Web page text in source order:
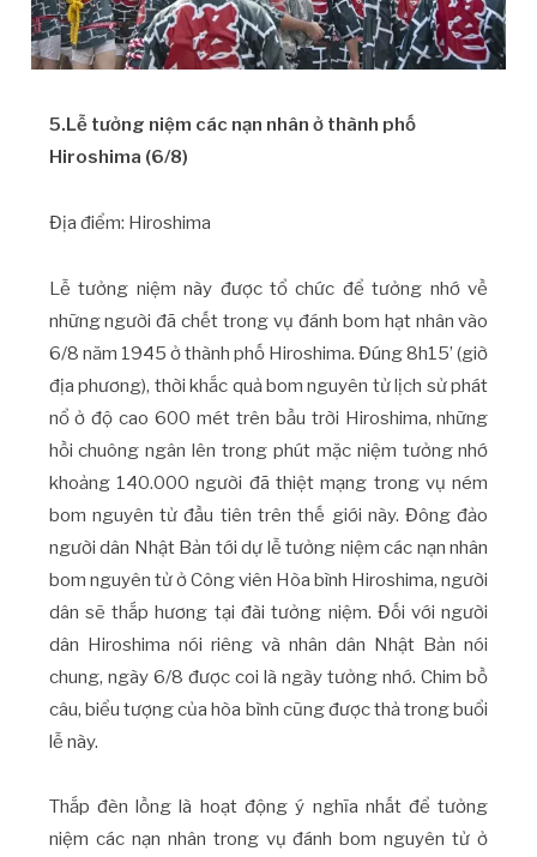
5.Lễ tưởng niệm các nạn nhân ở thành phố
Hiroshima (6/8)
Địa điểm: Hiroshima
Lễ tưởng niệm này được tổ chức để tưởng nhớ về
những người đã chết trong vụ đánh bom hạt nhân vào
6/8 năm 1945 ở thành phố Hiroshima. Đúng 8h15’ (giờ
địa phương), thời khắc quả bom nguyên tử lịch sử phát
nổ ở độ cao 600 mét trên bầu trời Hiroshima, những
hồi chuông ngân lên trong phút mặc niệm tưởng nhớ
khoảng 140.000 người đã thiệt mạng trong vụ ném
bom nguyên tử đầu tiên trên thế giới này. Đông đảo
người dân Nhật Bản tới dự lễ tưởng niệm các nạn nhân
bom nguyên tử ở Công viên Hòa bình Hiroshima, người
dân sẽ thắp hương tại đài tưởng niệm. Đối với người
dân Hiroshima nói riêng và nhân dân Nhật Bản nói
chung, ngày 6/8 được coi là ngày tưởng nhớ. Chim bồ
câu, biểu tượng của hòa bình cũng được thả trong buổi
lễ này.
Thắp đèn lồng là hoạt động ý nghĩa nhất để tưởng
niệm các nạn nhân trong vụ đánh bom nguyên tử ở